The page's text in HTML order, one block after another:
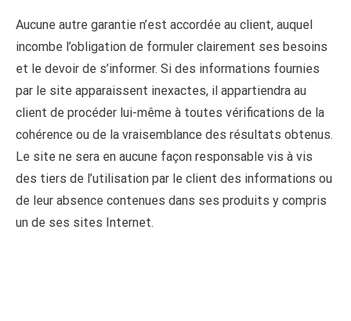
Aucune autre garantie n’est accordée au client, auquel
incombe l’obligation de formuler clairement ses besoins
et le devoir de s’informer. Si des informations fournies
par le site apparaissent inexactes, il appartiendra au
client de procéder lui-même à toutes vérifications de la
cohérence ou de la vraisemblance des résultats obtenus.
Le site ne sera en aucune façon responsable vis à vis
des tiers de l’utilisation par le client des informations ou
de leur absence contenues dans ses produits y compris
un de ses sites Internet.